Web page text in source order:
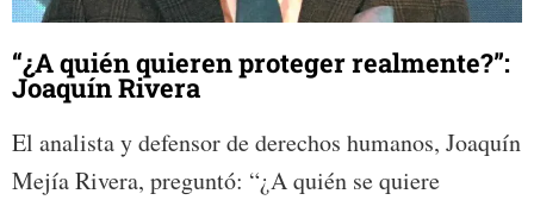
“¿A quién quieren proteger realmente?”:
Joaquín Rivera
El analista y defensor de derechos humanos, Joaquín
Mejía Rivera, preguntó: “¿A quién se quiere